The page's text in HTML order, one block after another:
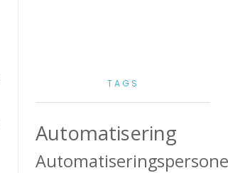
TAGS
Automatisering